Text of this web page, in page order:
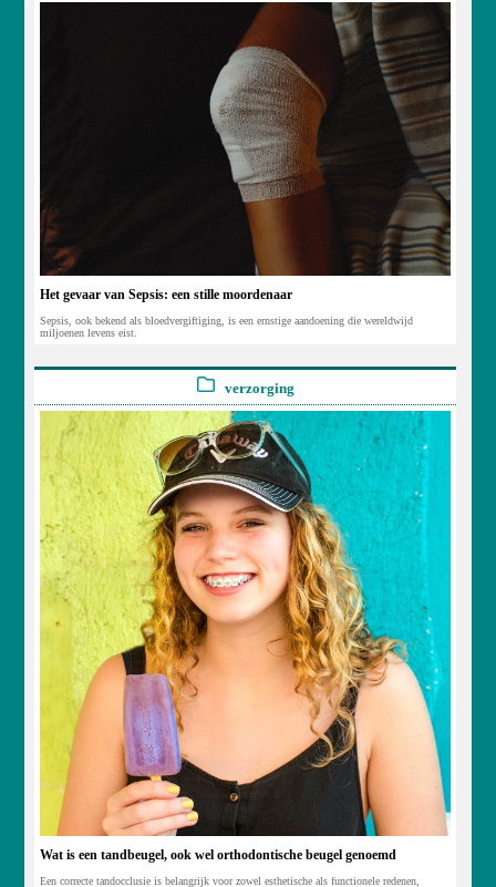
Het gevaar van Sepsis: een stille moordenaar
Sepsis, ook bekend als bloedvergiftiging, is een ernstige aandoening die wereldwijd
miljoenen levens eist.
verzorging
Wat is een tandbeugel, ook wel orthodontische beugel genoemd
Een correcte tandocclusie is belangrijk voor zowel esthetische als functionele redenen,